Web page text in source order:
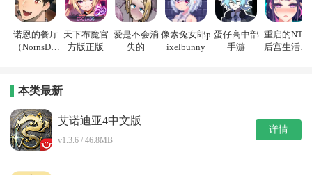
诺恩的餐厅
（NornsDin
天下布魔官
方版正版
爱是不会消
失的
像素兔女郎p
ixelbunny
蛋仔高中部
手游
重启的NTR
后宫生活游
本类最新
艾诺迪亚4中文版
v1.3.6 / 46.8MB
详情